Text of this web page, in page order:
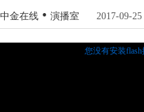
中金在线 • 演播室 2017-09-25
您没有安装